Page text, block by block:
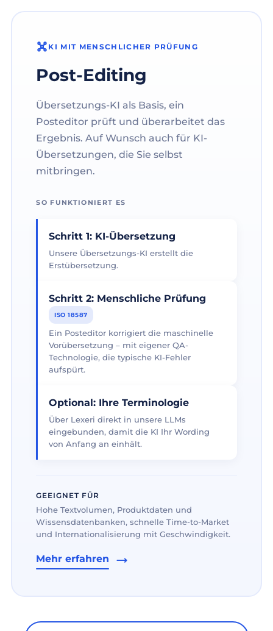
KI MIT MENSCHLICHER PRÜFUNG
Post-Editing
Übersetzungs-KI als Basis, ein
Posteditor prüft und überarbeitet das
Ergebnis. Auf Wunsch auch für KI-
Übersetzungen, die Sie selbst
mitbringen.
SO FUNKTIONIERT ES
Schritt 1: KI-Übersetzung
Unsere Übersetzungs-KI erstellt die
Erstübersetzung.
Schritt 2: Menschliche Prüfung
ISO 18587
Ein Posteditor korrigiert die maschinelle
Vorübersetzung – mit eigener QA-
Technologie, die typische KI-Fehler
aufspürt.
Optional: Ihre Terminologie
Über Lexeri direkt in unsere LLMs
eingebunden, damit die KI Ihr Wording
von Anfang an einhält.
GEEIGNET FÜR
Hohe Textvolumen, Produktdaten und
Wissensdatenbanken, schnelle Time-to-Market
und Internationalisierung mit Geschwindigkeit.
Mehr erfahren